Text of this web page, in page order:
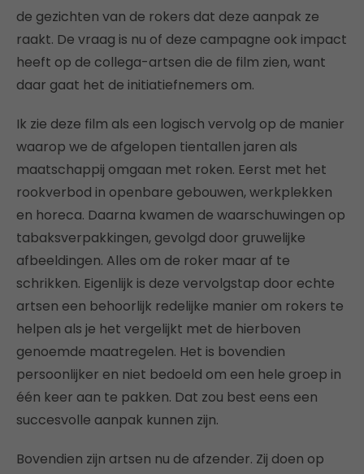
de gezichten van de rokers dat deze aanpak ze
raakt. De vraag is nu of deze campagne ook impact
heeft op de collega-artsen die de film zien, want
daar gaat het de initiatiefnemers om.
Ik zie deze film als een logisch vervolg op de manier
waarop we de afgelopen tientallen jaren als
maatschappij omgaan met roken. Eerst met het
rookverbod in openbare gebouwen, werkplekken
en horeca. Daarna kwamen de waarschuwingen op
tabaksverpakkingen, gevolgd door gruwelijke
afbeeldingen. Alles om de roker maar af te
schrikken. Eigenlijk is deze vervolgstap door echte
artsen een behoorlijk redelijke manier om rokers te
helpen als je het vergelijkt met de hierboven
genoemde maatregelen. Het is bovendien
persoonlijker en niet bedoeld om een hele groep in
één keer aan te pakken. Dat zou best eens een
succesvolle aanpak kunnen zijn.
Bovendien zijn artsen nu de afzender. Zij doen op